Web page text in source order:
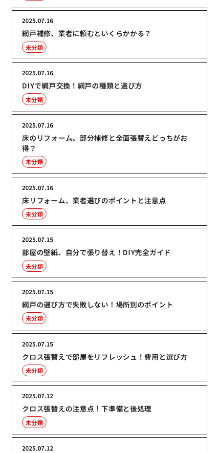
網戸補修、業者に頼むといくらかかる？
2025.07.16
未分類
DIYで網戸交換！網戸の種類と選び方
2025.07.16
未分類
床のリフォーム、部分補修と全面張替えどっちがお
得？
2025.07.16
未分類
床リフォーム、業者選びのポイントと注意点
2025.07.16
未分類
部屋の壁紙、自分で張り替え！DIY完全ガイド
2025.07.15
未分類
網戸の選び方で失敗しない！場所別のポイント
2025.07.15
未分類
クロス張替えで部屋をリフレッシュ！費用と選び方
2025.07.15
未分類
クロス張替えの注意点！下準備と後処理
2025.07.12
未分類
2025.07.12